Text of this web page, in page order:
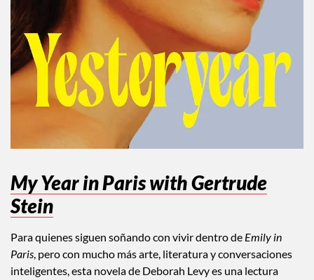
My Year in Paris with Gertrude
Stein
Para quienes siguen soñando con vivir dentro de Emily in
Paris, pero con mucho más arte, literatura y conversaciones
inteligentes, esta novela de Deborah Levy es una lectura